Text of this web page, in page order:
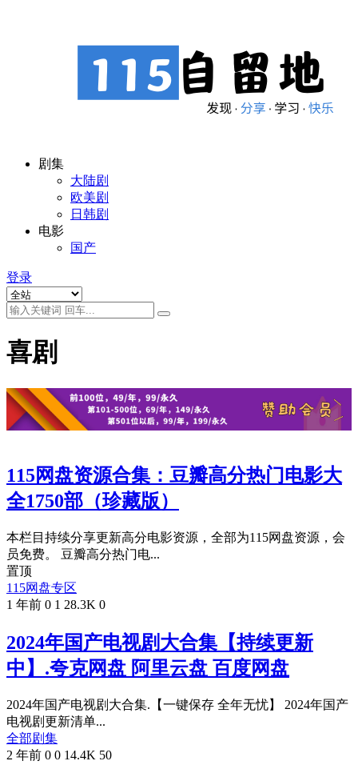
剧集
大陆剧
欧美剧
日韩剧
电影
国产
登录
喜剧
115网盘资源合集：豆瓣高分热门电影大
全1750部（珍藏版）
本栏目持续分享更新高分电影资源，全部为115网盘资源，会
员免费。 豆瓣高分热门电...
置顶
115网盘专区
1 年前 0 1 28.3K 0
2024年国产电视剧大合集【持续更新
中】.夸克网盘 阿里云盘 百度网盘
2024年国产电视剧大合集.【一键保存 全年无忧】 2024年国产
电视剧更新清单...
全部剧集
2 年前 0 0 14.4K 50